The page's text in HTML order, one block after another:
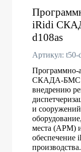
iRidi
d108as
Артикул: t50-
Программно-
СКАДА-БМС
внедрению
и
места (АРМ)
обеспечение
производства.